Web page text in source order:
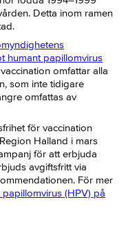
Detta inom ramen
humant papillomvirus
omfattar alla
som inte tidigare
omfattas av
för vaccination
Halland i mars
för att erbjuda
avgiftsfritt via
För mer
(HPV) på